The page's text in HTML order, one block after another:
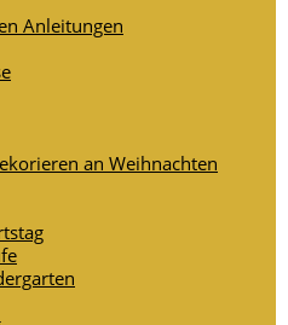
Anleitungen
an Weihnachten